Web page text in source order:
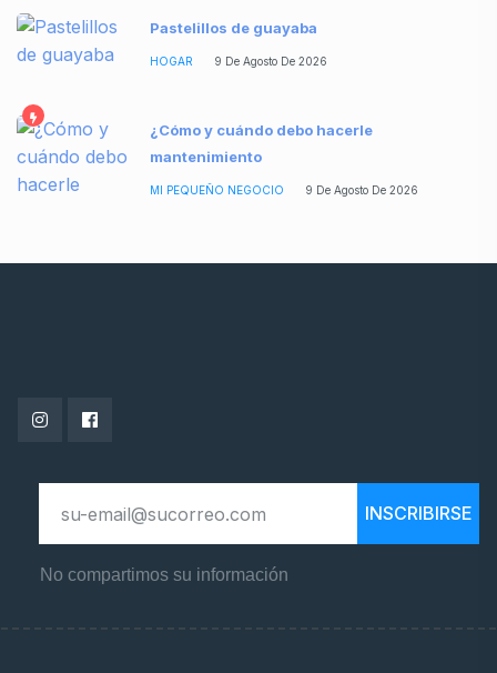
Pastelillos de guayaba
HOGAR 9 De Agosto De 2026
¿Cómo y cuándo debo hacerle
mantenimiento
MI PEQUEÑO NEGOCIO 9 De Agosto De 2026
INSCRIBIRSE
No compartimos su información